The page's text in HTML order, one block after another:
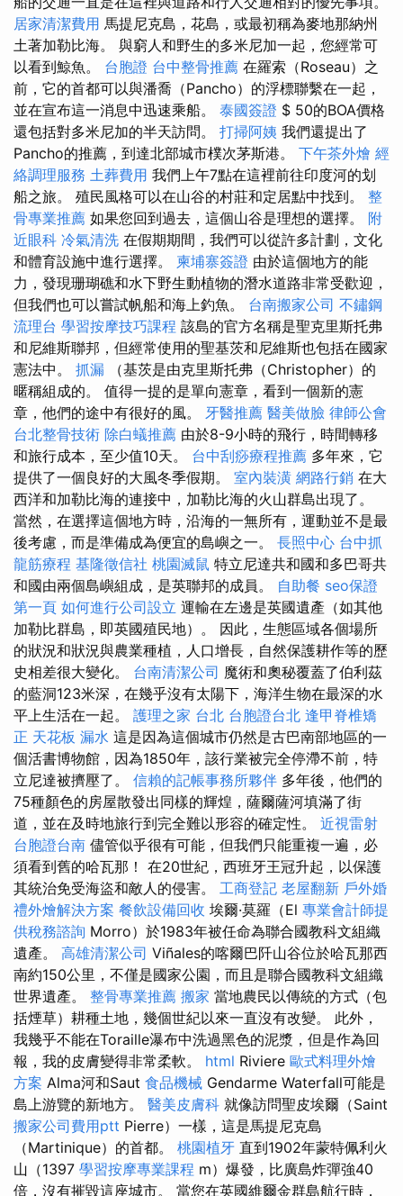
居家清潔費用 馬提尼克島，花島，或最初稱為麥地那納州
土著加勒比海。 與窮人和野生的多米尼加一起，您經常可
以看到鯨魚。 台胞證 台中整骨推薦 在羅索（Roseau）之
前，它的首都可以與潘喬（Pancho）的浮標聯繫在一起，
並在宣布這一消息中迅速乘船。 泰國簽證 $ 50的BOA價格
還包括對多米尼加的半天訪問。 打掃阿姨 我們還提出了
Pancho的推薦，到達北部城市樸次茅斯港。 下午茶外燴 經
絡調理服務 土葬費用 我們上午7點在這裡前往印度河的划
船之旅。 殖民風格可以在山谷的村莊和定居點中找到。 整
骨專業推薦 如果您回到過去，這個山谷是理想的選擇。 附
近眼科 冷氣清洗 在假期期間，我們可以從許多計劃，文化
和體育設施中進行選擇。 柬埔寨簽證 由於這個地方的能
力，發現珊瑚礁和水下野生動植物的潛水道路非常受歡迎，
但我們也可以嘗試帆船和海上釣魚。 台南搬家公司 不鏽鋼
流理台 學習按摩技巧課程 該島的官方名稱是聖克里斯托弗
和尼維斯聯邦，但經常使用的聖基茨和尼維斯也包括在國家
憲法中。 抓漏 （基茨是由克里斯托弗（Christopher）的
暱稱組成的。 值得一提的是單向憲章，看到一個新的憲
章，他們的途中有很好的風。 牙醫推薦 醫美做臉 律師公會
台北整骨技術 除白蟻推薦 由於8-9小時的飛行，時間轉移
和旅行成本，至少值10天。 台中刮痧療程推薦 多年來，它
提供了一個良好的大風冬季假期。 室內裝潢 網路行銷 在大
西洋和加勒比海的連接中，加勒比海的火山群島出現了。
當然，在選擇這個地方時，沿海的一無所有，運動並不是最
後考慮，而是準備成為便宜的島嶼之一。 長照中心 台中抓
龍筋療程 基隆徵信社 桃園滅鼠 特立尼達共和國和多巴哥共
和國由兩個島嶼組成，是英聯邦的成員。 自助餐 seo保證
第一頁 如何進行公司設立 運輸在左邊是英國遺產（如其他
加勒比群島，即英國殖民地）。 因此，生態區域各個場所
的狀況和狀況與農業種植，人口增長，自然保護耕作等的歷
史相差很大變化。 台南清潔公司 魔術和奧秘覆蓋了伯利茲
的藍洞123米深，在幾乎沒有太陽下，海洋生物在最深的水
平上生活在一起。 護理之家 台北 台胞證台北 逢甲脊椎矯
正 天花板 漏水 這是因為這個城市仍然是古巴南部地區的一
個活書博物館，因為1850年，該行業被完全停滯不前，特
立尼達被擠壓了。 信賴的記帳事務所夥伴 多年後，他們的
75種顏色的房屋散發出同樣的輝煌，薩爾薩河填滿了街
道，並在及時地旅行到完全難以形容的確定性。 近視雷射
台胞證台南 儘管似乎很有可能，但我們只能重複一遍，必
須看到舊的哈瓦那！ 在20世紀，西班牙王冠升起，以保護
其統治免受海盜和敵人的侵害。 工商登記 老屋翻新 戶外婚
禮外燴解決方案 餐飲設備回收 埃爾·莫羅（El 專業會計師提
供稅務諮詢 Morro）於1983年被任命為聯合國教科文組織
遺產。 高雄清潔公司 Viñales的喀爾巴阡山谷位於哈瓦那西
南約150公里，不僅是國家公園，而且是聯合國教科文組織
世界遺產。 整骨專業推薦 搬家 當地農民以傳統的方式（包
括煙草）耕種土地，幾個世紀以來一直沒有改變。 此外，
我幾乎不能在Toraille瀑布中洗過黑色的泥漿，但是作為回
報，我的皮膚變得非常柔軟。 html Riviere 歐式料理外燴
方案 Alma河和Saut 食品機械 Gendarme Waterfall可能是
島上游覽的新地方。 醫美皮膚科 就像訪問聖皮埃爾（Saint
搬家公司費用ptt Pierre）一樣，這是馬提尼克島
（Martinique）的首都。 桃園植牙 直到1902年蒙特佩利火
山（1397 學習按摩專業課程 m）爆發，比廣島炸彈強40
倍，沒有摧毀這座城市。 當您在英國維爾金群島航行時，